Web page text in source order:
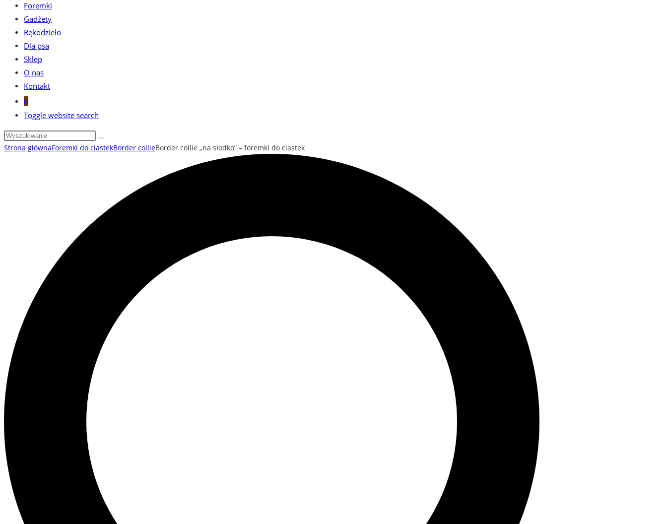
Foremki
Gadżety
Rękodzieło
Dla psa
Sklep
O nas
Kontakt
0
Toggle website search
Strona głównaForemki do ciastekBorder collieBorder collie „na słodko” – foremki do ciastek